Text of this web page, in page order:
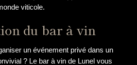
viticole.
du bar à vin
un événement privé dans un
? Le bar à vin de Lunel vous